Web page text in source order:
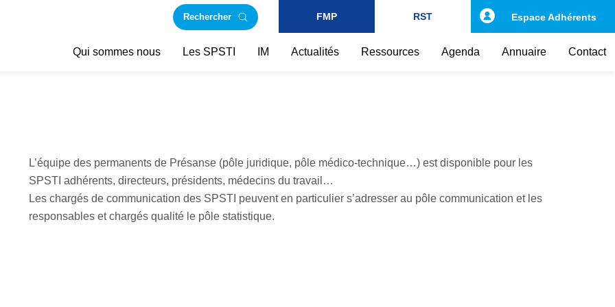
Rechercher FMP RST
Qui sommes nous Les SPSTI IM Actualités Ressources Agenda Annuaire Contact
Espace Adhérents
L’équipe des permanents de Présanse (pôle juridique, pôle médico-technique…) est disponible pour les
SPSTI adhérents, directeurs, présidents, médecins du travail…
Les chargés de communication des SPSTI peuvent en particulier s’adresser au pôle communication et les
responsables et chargés qualité le pôle statistique.